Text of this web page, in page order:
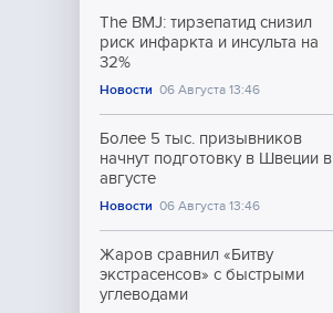
The BMJ: тирзепатид снизил
риск инфаркта и инсульта на
32%
Новости 06 Августа 13:46
Более 5 тыс. призывников
начнут подготовку в Швеции в
августе
Новости 06 Августа 13:46
Жаров сравнил «Битву
экстрасенсов» с быстрыми
углеводами